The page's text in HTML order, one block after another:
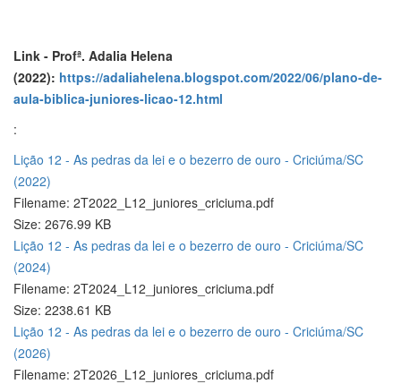
Link - Profª. Adalia Helena
(2022): https://adaliahelena.blogspot.com/2022/06/plano-de-
aula-biblica-juniores-licao-12.html
:
Lição 12 - As pedras da lei e o bezerro de ouro - Criciúma/SC
(2022)
Filename: 2T2022_L12_juniores_criciuma.pdf
Size: 2676.99 KB
Lição 12 - As pedras da lei e o bezerro de ouro - Criciúma/SC
(2024)
Filename: 2T2024_L12_juniores_criciuma.pdf
Size: 2238.61 KB
Lição 12 - As pedras da lei e o bezerro de ouro - Criciúma/SC
(2026)
Filename: 2T2026_L12_juniores_criciuma.pdf